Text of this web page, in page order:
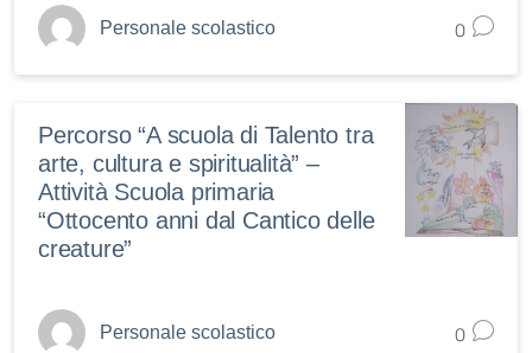
Personale scolastico 0
Percorso “A scuola di Talento tra
arte, cultura e spiritualità” –
Attività Scuola primaria
“Ottocento anni dal Cantico delle
creature”
Personale scolastico 0